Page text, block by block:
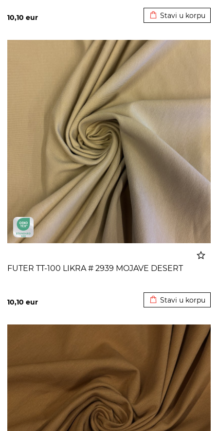
10,10 eur Stavi u korpu
FUTER TT-100 LIKRA # 2939 MOJAVE DESERT
10,10 eur Stavi u korpu